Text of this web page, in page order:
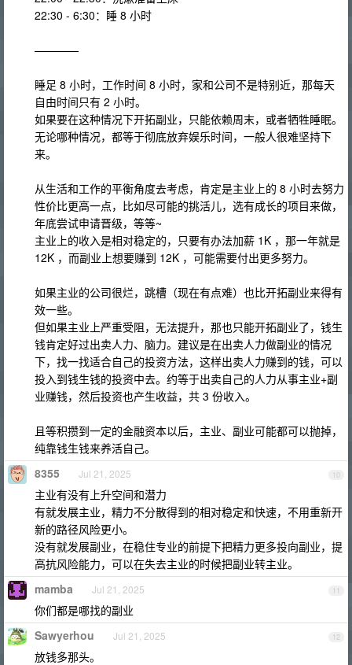
22:30 - 6:30：睡 8 小时
————
睡足 8 小时，工作时间 8 小时，家和公司不是特别近，那每天
自由时间只有 2 小时。
如果要在这种情况下开拓副业，只能依赖周末，或者牺牲睡眠。
无论哪种情况，都等于彻底放弃娱乐时间，一般人很难坚持下
来。
从生活和工作的平衡角度去考虑，肯定是主业上的 8 小时去努力
性价比更高一点，比如尽可能的挑活儿，选有成长的项目来做，
年底尝试申请晋级，等等~
主业上的收入是相对稳定的，只要有办法加薪 1K ，那一年就是
12K ，而副业上想要赚到 12K ，可能需要付出更多努力。
如果主业的公司很烂，跳槽（现在有点难）也比开拓副业来得有
效一些。
但如果主业上严重受阻，无法提升，那也只能开拓副业了，钱生
钱肯定好过出卖人力、脑力。建议是在出卖人力做副业的情况
下，找一找适合自己的投资方法，这样出卖人力赚到的钱，可以
投入到钱生钱的投资中去。约等于出卖自己的人力从事主业+副
业赚钱，然后投资也产生收益，共 3 份收入。
且等积攒到一定的金融资本以后，主业、副业可能都可以抛掉，
纯靠钱生钱来养活自己。
10
8355 Jul 21, 2025
主业有没有上升空间和潜力
有就发展主业，精力不分散得到的相对稳定和快速，不用重新开
新的路径风险更小。
没有就发展副业，在稳住专业的前提下把精力更多投向副业，提
高抗风险能力，可以在失去主业的时候把副业转主业。
11
mamba Jul 21, 2025
你们都是哪找的副业
12
Sawyerhou Jul 21, 2025
放钱多那头。